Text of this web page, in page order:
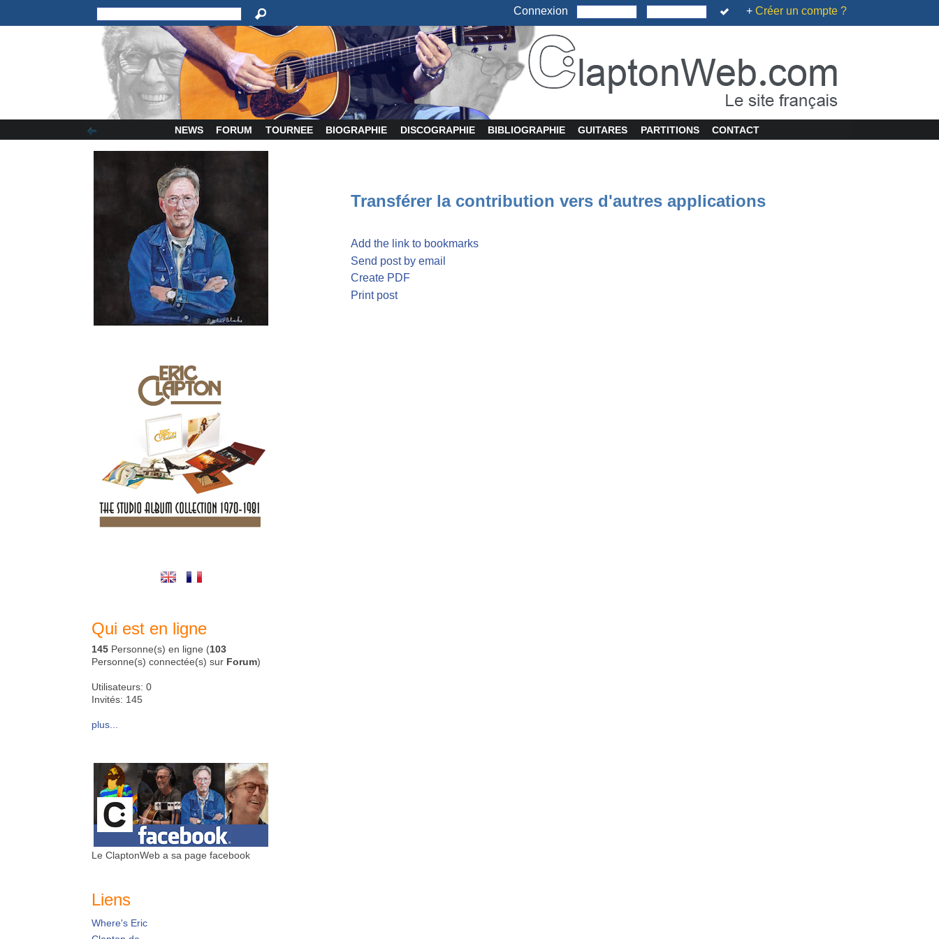
Connexion + Créer un compte ?
NEWS FORUM TOURNEE BIOGRAPHIE DISCOGRAPHIE BIBLIOGRAPHIE GUITARES PARTITIONS CONTACT
Qui est en ligne
145 Personne(s) en ligne (103
Personne(s) connectée(s) sur Forum)
Utilisateurs: 0
Invités: 145
plus...
Le ClaptonWeb a sa page facebook
Liens
Where's Eric
Transférer la contribution vers d'autres applications
Add the link to bookmarks
Send post by email
Create PDF
Print post